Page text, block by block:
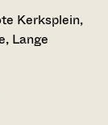
Kerksplein,
Lange